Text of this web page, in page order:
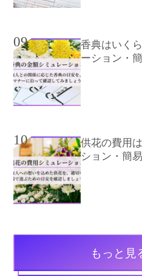
09
香典はいく
ーション・
10
供花の費用
ション・簡
もっと見